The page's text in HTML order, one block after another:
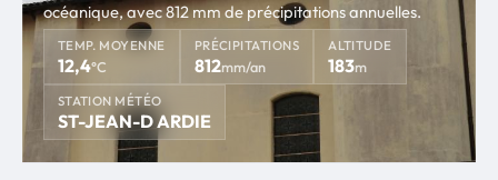
océanique, avec 812 mm de précipitations annuelles.
TEMP. MOYENNE
12,4°C
PRÉCIPITATIONS
812mm/an
ALTITUDE
183m
STATION MÉTÉO
ST-JEAN-D ARDIE